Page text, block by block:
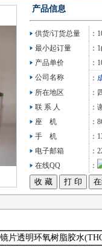
产品信息
供货/订货总量
：
最小起订量
：
产品单价
：
公司名称
：
所在地区
：
联 系 人
：
座 机
：
手 机
：
电子邮箱
：
在线QQ
：
片透明环氧树脂胶水